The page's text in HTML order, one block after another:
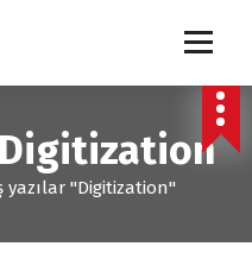
yazılar "Digitization"